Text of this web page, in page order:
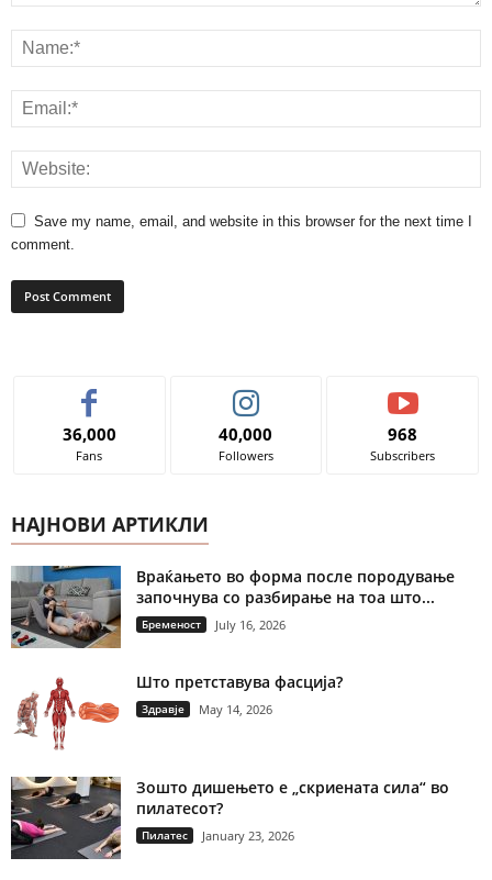
Save my name, email, and website in this browser for the next time I
comment.
36,000
Fans
40,000
Followers
968
Subscribers
НАЈНОВИ АРТИКЛИ
Враќањето во форма после породување
започнува со разбирање на тоа што...
Бременост July 16, 2026
Што претставува фасција?
Здравје May 14, 2026
Зошто дишењето е „скриената сила“ во
пилатесот?
Пилатес January 23, 2026